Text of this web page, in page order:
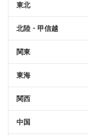
東北
北陸・甲信越
関東
東海
関西
中国